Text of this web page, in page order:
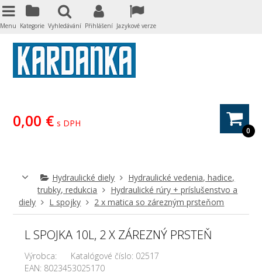
0
0,00 € s DPH
Hydraulické diely
Hydraulické vedenia, hadice,
trubky, redukcia
Hydraulické rúry + príslušenstvo a
diely
L spojky 2 x matica so zárezným prsteňom
L SPOJKA 10L, 2 X ZÁREZNÝ PRSTEŇ
Výrobca: Katalógové číslo: 02517
EAN: 8023453025170
Menu Kategorie Vyhledávání Přihlášení Jazykové verze